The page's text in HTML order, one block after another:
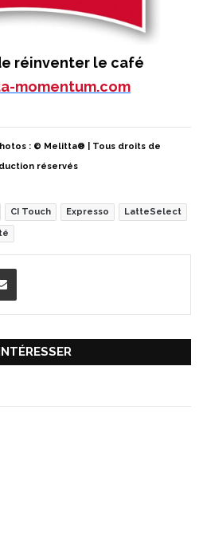
réinventer le café
momentum.com
: © Melitta® | Tous droits de
réservés
CI Touch Expresso LatteSelect